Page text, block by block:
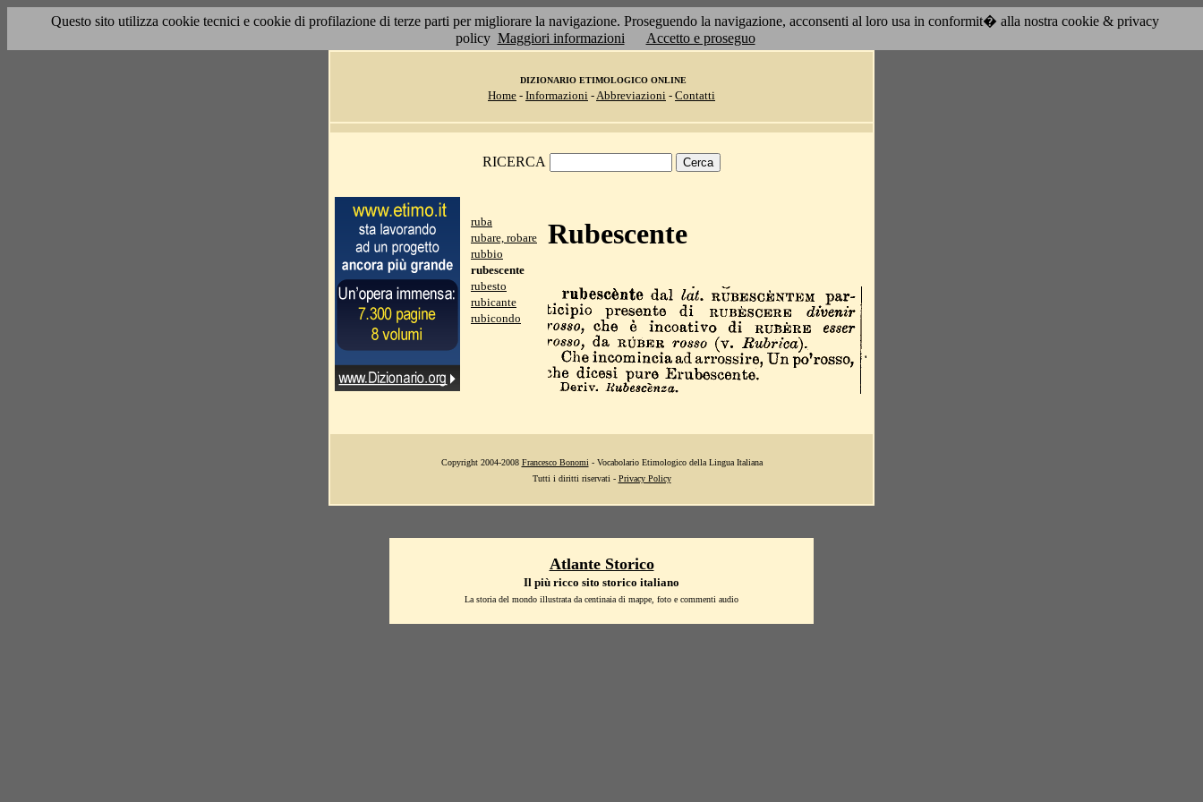
Questo sito utilizza cookie tecnici e cookie di profilazione di terze parti per migliorare la navigazione. Proseguendo la navigazione, acconsenti al loro usa in conformit� alla nostra cookie & privacy
policy Maggiori informazioni Accetto e proseguo
DIZIONARIO ETIMOLOGICO ONLINE
Home - Informazioni -Abbreviazioni - Contatti
RICERCA
ruba
rubare, robare
rubbio
rubescente
rubesto
rubicante
rubicondo
Rubescente
Copyright 2004-2008 Francesco Bonomi - Vocabolario Etimologico della Lingua Italiana
Tutti i diritti riservati - Privacy Policy
Atlante Storico
Il più ricco sito storico italiano
La storia del mondo illustrata da centinaia di mappe, foto e commenti audio